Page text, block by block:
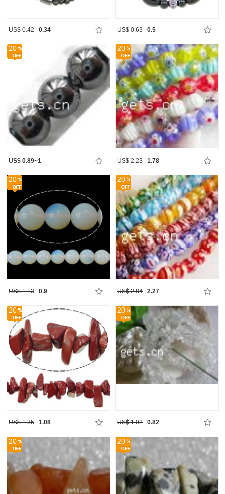
US$ 0.42 0.34 US$ 0.63 0.5
20
US$ 0.89~1
20
US$ 2.23 1.78
20
US$ 1.13 0.9
20
US$ 2.84 2.27
20
US$ 1.35 1.08
20
US$ 1.02 0.82
20 20